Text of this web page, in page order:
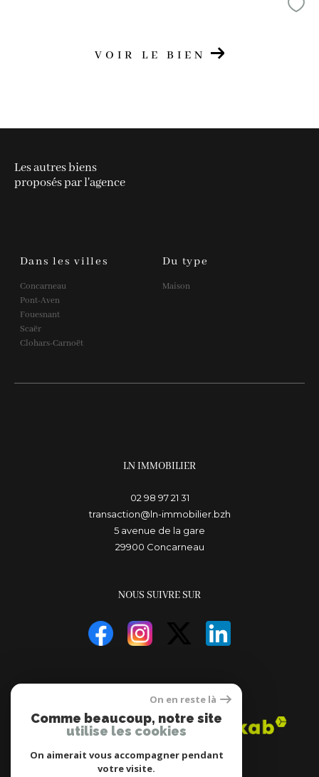
VOIR LE BIEN
Les autres biens
proposés par l'agence
Dans les villes
Concarneau
Pont-Aven
Fouesnant
Scaër
Clohars-Carnoët
Du type
Maison
LN IMMOBILIER
02 98 97 21 31
transaction@ln-immobilier.bzh
5 avenue de la gare
29900
concarneau
NOUS SUIVRE SUR
ADHÉRENTS
On en reste là
Comme beaucoup, notre site
utilise les cookies
On aimerait vous accompagner pendant
votre visite.